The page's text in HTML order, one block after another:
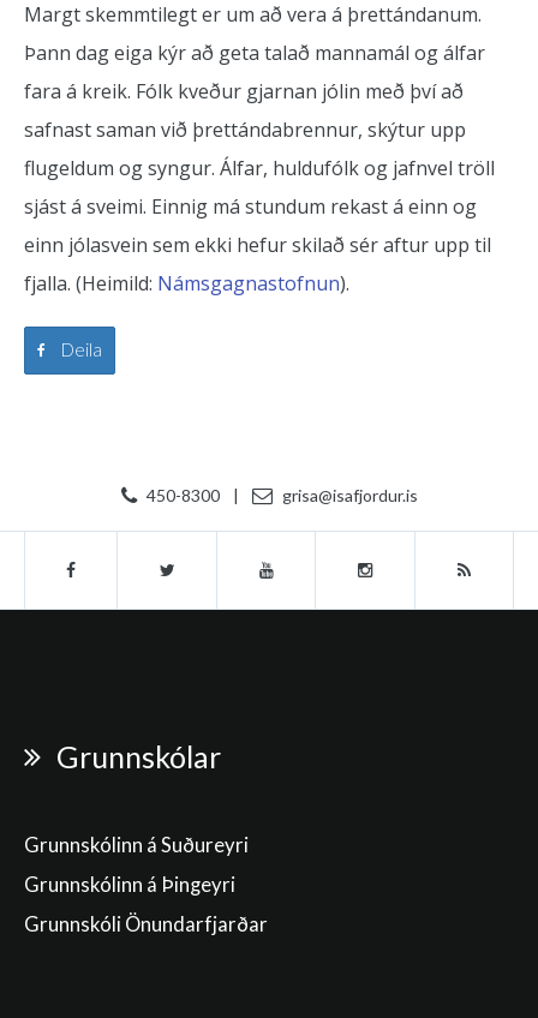
Margt skemmtilegt er um að vera á þrettándanum.
Þann dag eiga kýr að geta talað mannamál og álfar
fara á kreik. Fólk kveður gjarnan jólin með því að
safnast saman við þrettándabrennur, skýtur upp
flugeldum og syngur. Álfar, huldufólk og jafnvel tröll
sjást á sveimi. Einnig má stundum rekast á einn og
einn jólasvein sem ekki hefur skilað sér aftur upp til
fjalla. (Heimild: Námsgagnastofnun).
Deila
450-8300 | grisa@isafjordur.is
Grunnskólar
Grunnskólinn á Suðureyri
Grunnskólinn á Þingeyri
Grunnskóli Önundarfjarðar